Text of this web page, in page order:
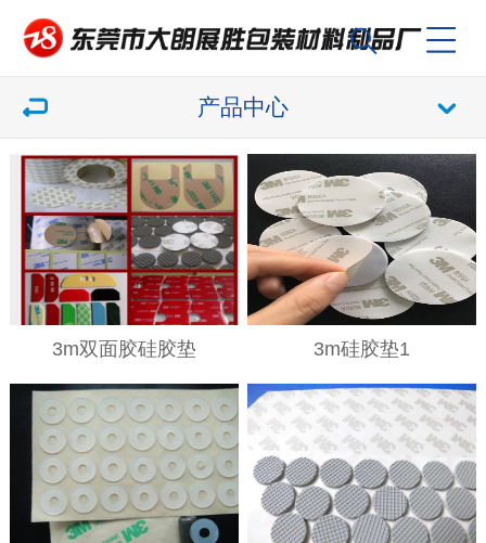
产品中心
3m双面胶硅胶垫 3m硅胶垫1